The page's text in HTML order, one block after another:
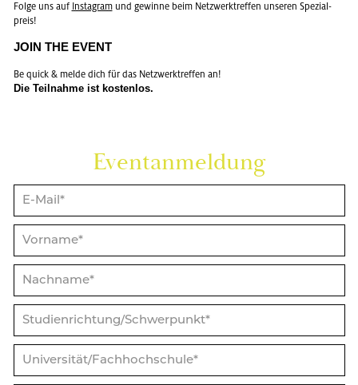
Folge uns auf In­sta­gramund ge­win­ne beim Netz­werk­tref­fen un­se­ren Spe­zi­al­
preis!
JOIN THE EVENT
Be quick & melde dich für das Netz­werk­tref­fen an!
Die Teil­nah­me ist kos­ten­los.
Event­an­mel­dung